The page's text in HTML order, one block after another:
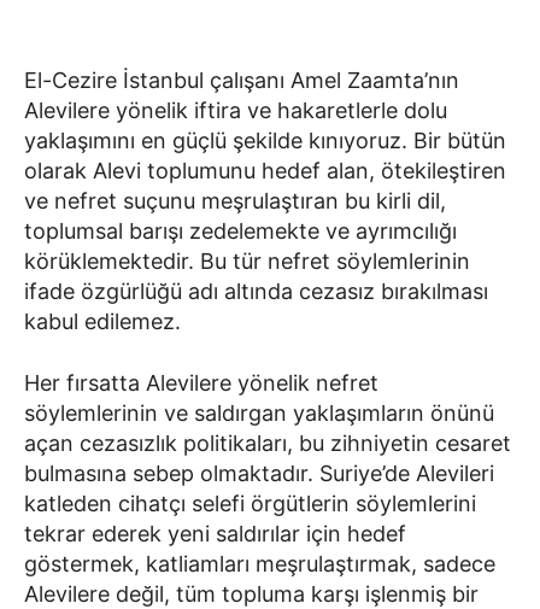
El-Cezire İstanbul çalışanı Amel Zaamta’nın
Alevilere yönelik iftira ve hakaretlerle dolu
yaklaşımını en güçlü şekilde kınıyoruz. Bir bütün
olarak Alevi toplumunu hedef alan, ötekileştiren
ve nefret suçunu meşrulaştıran bu kirli dil,
toplumsal barışı zedelemekte ve ayrımcılığı
körüklemektedir. Bu tür nefret söylemlerinin
ifade özgürlüğü adı altında cezasız bırakılması
kabul edilemez.
Her fırsatta Alevilere yönelik nefret
söylemlerinin ve saldırgan yaklaşımların önünü
açan cezasızlık politikaları, bu zihniyetin cesaret
bulmasına sebep olmaktadır. Suriye’de Alevileri
katleden cihatçı selefi örgütlerin söylemlerini
tekrar ederek yeni saldırılar için hedef
göstermek, katliamları meşrulaştırmak, sadece
Alevilere değil, tüm topluma karşı işlenmiş bir